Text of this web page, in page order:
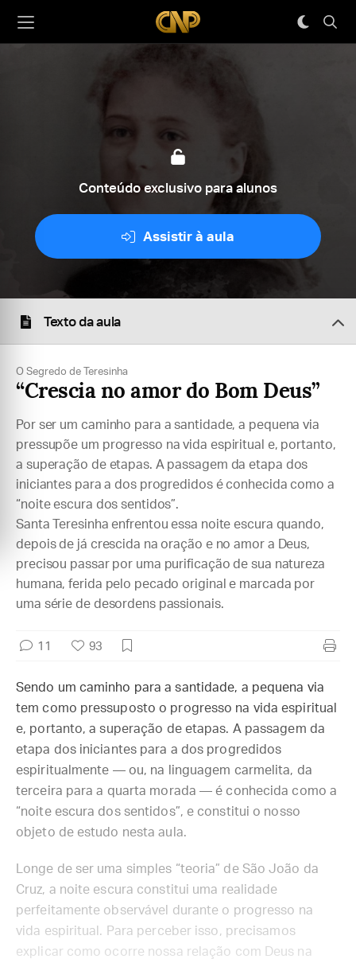
Conteúdo exclusivo para alunos
Assistir à aula
Texto da aula
O Segredo de Teresinha
“Crescia no amor do Bom Deus”
Por ser um caminho para a santidade, a pequena via
pressupõe um progresso na vida espiritual e, portanto,
a superação de etapas. A passagem da etapa dos
iniciantes para a dos progredidos é conhecida como a
“noite escura dos sentidos”.
Santa Teresinha enfrentou essa noite escura quando,
depois de já crescida na oração e no amor a Deus,
precisou passar por uma purificação de sua natureza
humana, ferida pelo pecado original e marcada por
uma série de desordens passionais.
11 93
Sendo um caminho para a santidade, a pequena via
tem como pressuposto o progresso na vida espiritual
e, portanto, a superação de etapas. A passagem da
etapa dos iniciantes para a dos progredidos
espiritualmente — ou, na linguagem carmelita, da
terceira para a quarta morada — é conhecida como a
“noite escura dos sentidos”, e constitui o nosso
objeto de estudo nesta aula.
Longe de ser uma simples “teoria” de São João da
Cruz, a noite escura constitui uma realidade
perfeitamente observável durante o progresso na
vida espiritual. Para perceber isso, precisamos
explicar como ocorre nossa relação com Deus na